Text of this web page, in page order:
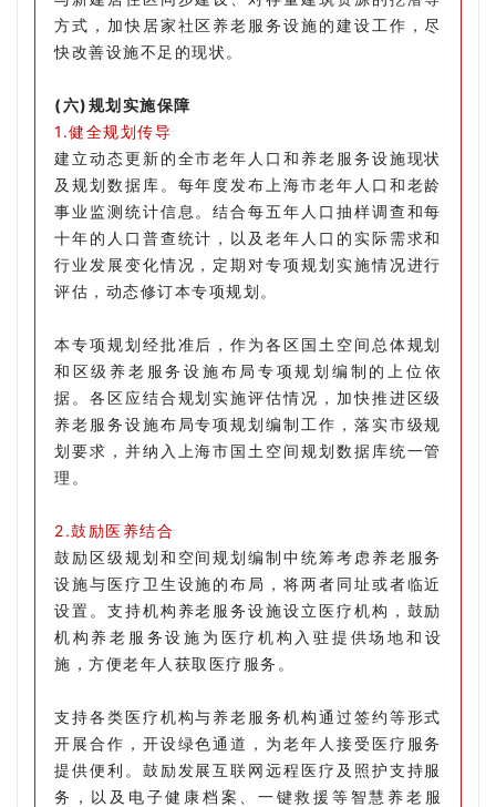
方式，加快居家社区养老服务设施的建设工作，尽
快改善设施不足的现状。
(六)规划实施保障
1.健全规划传导
建立动态更新的全市老年人口和养老服务设施现状
及规划数据库。每年度发布上海市老年人口和老龄
事业监测统计信息。结合每五年人口抽样调查和每
十年的人口普查统计，以及老年人口的实际需求和
行业发展变化情况，定期对专项规划实施情况进行
评估，动态修订本专项规划。
本专项规划经批准后，作为各区国土空间总体规划
和区级养老服务设施布局专项规划编制的上位依
据。各区应结合规划实施评估情况，加快推进区级
养老服务设施布局专项规划编制工作，落实市级规
划要求，并纳入上海市国土空间规划数据库统一管
理。
2.鼓励医养结合
鼓励区级规划和空间规划编制中统筹考虑养老服务
设施与医疗卫生设施的布局，将两者同址或者临近
设置。支持机构养老服务设施设立医疗机构，鼓励
机构养老服务设施为医疗机构入驻提供场地和设
施，方便老年人获取医疗服务。
支持各类医疗机构与养老服务机构通过签约等形式
开展合作，开设绿色通道，为老年人接受医疗服务
提供便利。鼓励发展互联网远程医疗及照护支持服
务，以及电子健康档案、一键救援等智慧养老服